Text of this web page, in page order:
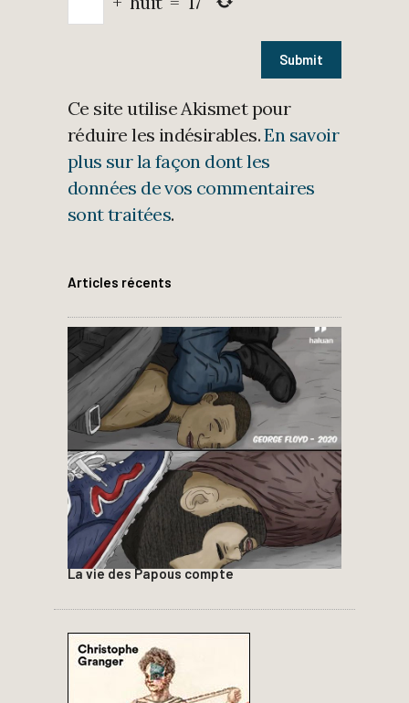
Ce site utilise Akismet pour
réduire les indésirables.En savoir
plus sur la façon dont les
données de vos commentaires
sont traitées.
Articles récents
La vie des Papous compte